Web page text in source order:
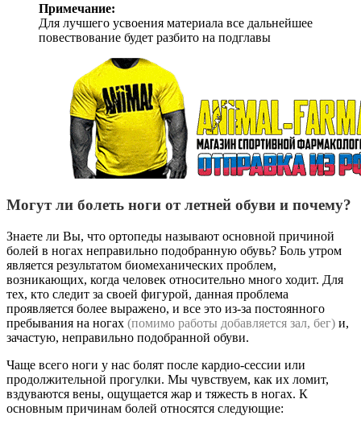
Примечание:
Для лучшего усвоения материала все дальнейшее
повествование будет разбито на подглавы
Могут ли болеть ноги от летней обуви и почему?
Знаете ли Вы, что ортопеды называют основной причиной
болей в ногах неправильно подобранную обувь? Боль утром
является результатом биомеханических проблем,
возникающих, когда человек относительно много ходит. Для
тех, кто следит за своей фигурой, данная проблема
проявляется более выражено, и все это из-за постоянного
пребывания на ногах (помимо работы добавляется зал, бег) и,
зачастую, неправильно подобранной обуви.
Чаще всего ноги у нас болят после кардио-сессии или
продолжительной прогулки. Мы чувствуем, как их ломит,
вздуваются вены, ощущается жар и тяжесть в ногах. К
основным причинам болей относятся следующие: